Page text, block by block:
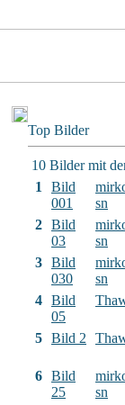
Top Bilder
10 Bilder mit
1
Bild
001
sn
2 Bild
03
sn
3 Bild
030
sn
4 Bild
05
5 Bild 2
6 Bild
25
sn